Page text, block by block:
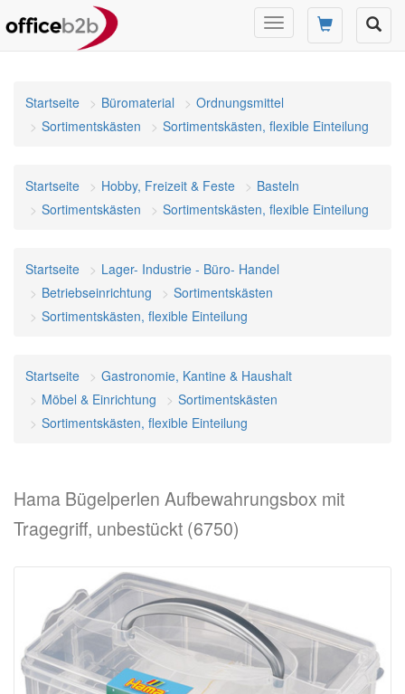
Navigation
umschalten
Startseite Büromaterial
Ordnungsmittel
Sortimentskästen
Sortimentskästen, flexible Einteilung
Startseite Hobby, Freizeit & Feste
Basteln
Sortimentskästen
Sortimentskästen, flexible Einteilung
Startseite
Lager- Industrie - Büro- Handel
Betriebseinrichtung
Sortimentskästen
Sortimentskästen, flexible Einteilung
Startseite
Gastronomie, Kantine & Haushalt
Möbel & Einrichtung
Sortimentskästen
Sortimentskästen, flexible Einteilung
Hama Bügelperlen Aufbewahrungsbox mit
Tragegriff, unbestückt (6750)